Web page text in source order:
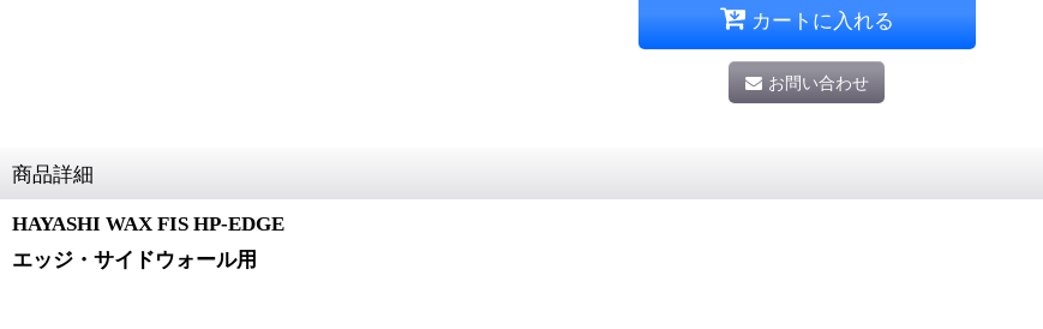
カートに入れる
お問い合わせ
商品詳細
HAYASHI WAX FIS HP-EDGE
エッジ・サイドウォール用